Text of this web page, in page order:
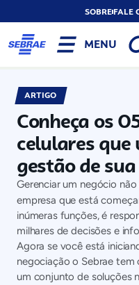
SOBREFALE
MENU
ARTIGO
Conheça os
celulares
gestão de
Gerenciar um negócio
empresa que está
inúmeras funções, é
milhares de decisões e
Agora se você está
negociação o Sebrae
um conjunto de soluções